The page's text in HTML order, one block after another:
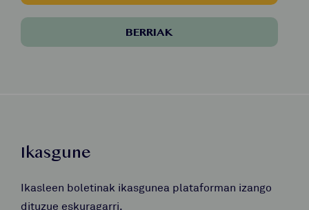
BERRIAK
Ikasgune
Ikasleen boletinak ikasgunea plataforman izango
dituzue eskuragarri.